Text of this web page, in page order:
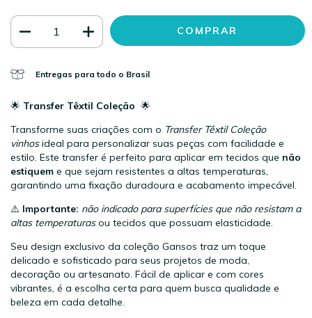
Entregas para todo o Brasil
🌟 Transfer Têxtil Coleção 🌟
Transforme suas criações com o Transfer Têxtil Coleção
vinhosideal para personalizar suas peças com facilidade e
estilo. Este transfer é perfeito para aplicar em tecidos que não
estiquem e que sejam resistentes a altas temperaturas,
garantindo uma fixação duradoura e acabamento impecável.
⚠️ Importante: não indicado para superfícies que não resistam a
altas temperaturasou tecidos que possuam elasticidade.
Seu design exclusivo da coleção Gansos traz um toque
delicado e sofisticado para seus projetos de moda,
decoração ou artesanato. Fácil de aplicar e com cores
vibrantes, é a escolha certa para quem busca qualidade e
beleza em cada detalhe.